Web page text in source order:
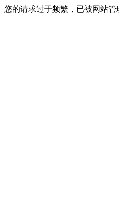
您的请求过于频繁，已被网站管